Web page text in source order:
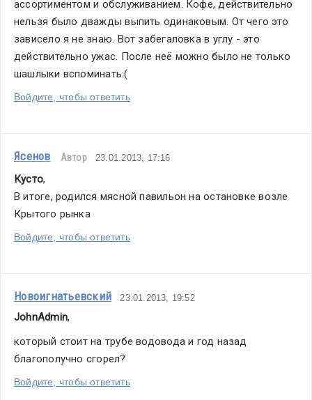
ассортиментом и обслуживанием. Кофе, действительно
нельзя было дважды выпить одинаковым. От чего это
зависело я не знаю. Вот забегаловка в углу - это
действительно ужас. После неё можно было не только
шашлыки вспоминать:(
Войдите, чтобы ответить
Ясенов Автор 23.01.2013, 17:16
Кусто,
В итоге, родился мясной павильон на остановке возле
Крытого рынка
Войдите, чтобы ответить
Новоигнатьевский 23.01.2013, 19:52
JohnAdmin,
который стоит на трубе водовода и год назад
благополучно сгорел?
Войдите, чтобы ответить